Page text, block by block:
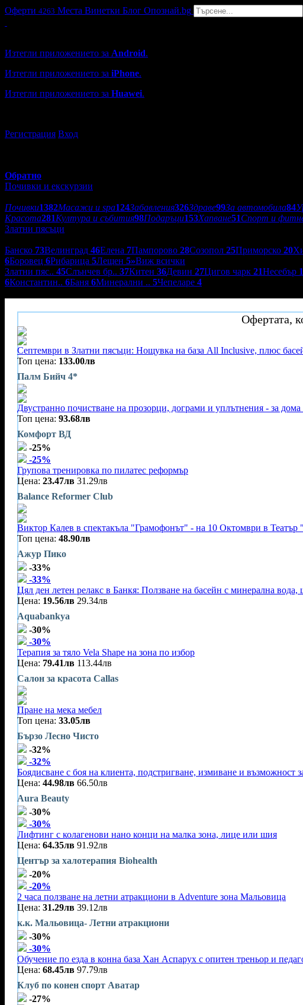
Оферти 4263 Места Винетки Блог Опознай.bg
Изтегли приложението за Android.
Изтегли приложението за iPhone.
Изтегли приложението за Huawei.
Регистрация Вход
Обратно
Почивки и екскурзии
Почивки1382Масажи и spa124Забавления326Здраве99За автомобила84
Красота281Култура и събития98Подаръци153Хапване51Спорт и
Златни пясъци
Банско 73Велинград 46Елена 7Пампорово 28Созопол 25Приморско 20
6Боровец 6Рибарица 5Лещен 5»Виж всички
Златни пяс.. 45Слънчев бр.. 37Китен 36Девин 27Цигов чарк 21Несебър
6Константин.. 6Баня 6Минерални .. 5Чепеларе 4
Офертата,
Септември в Златни пясъци: Нощувка на база All Inclusive, плюс
Топ цена: 133.00лв
Палм Бийч 4*
Двустранно почистване на прозорци, дограми и уплътнения - за
Топ цена: 93.68лв
Комфорт ВД
-25%
-25%
Групова тренировка по пилатес реформър
Цена: 23.47лв 31.29лв
Balance Reformer Club
Виктор Калев в спектакъла "Грамофонът" - на 10 Октомври в Театър
Топ цена: 48.90лв
Ажур Пико
-33%
-33%
Цял ден летен релакс в Банкя: Ползване на басейн с минерална вода,
Цена: 19.56лв 29.34лв
Aquabankya
-30%
-30%
Терапия за тяло Vela Shape на зона по избор
Цена: 79.41лв 113.44лв
Салон за красота Callas
Пране на мека мебел
Топ цена: 33.05лв
Бързо Лесно Чисто
-32%
-32%
Боядисване с боя на клиента, подстригване, измиване и възможност
Цена: 44.98лв 66.50лв
Aura Beauty
-30%
-30%
Лифтинг с колагенови нано конци на малка зона, лице или шия
Цена: 64.35лв 91.92лв
Център за халотерапия Biohealth
-20%
-20%
2 часа ползване на летни атракциони в Adventure зона Мальовица
Цена: 31.29лв 39.12лв
к.к. Мальовица- Летни атракциони
-30%
-30%
Обучение по езда в конна база Хан Аспарух с опитен треньор и
Цена: 68.45лв 97.79лв
Клуб по конен спорт Аватар
-27%